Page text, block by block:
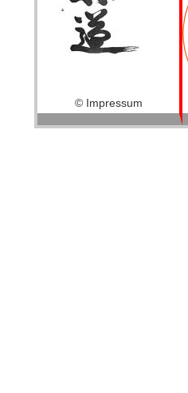
© Impressum